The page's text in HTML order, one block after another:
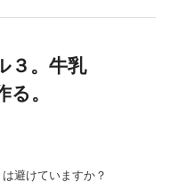
３。牛乳
。
避けていますか？